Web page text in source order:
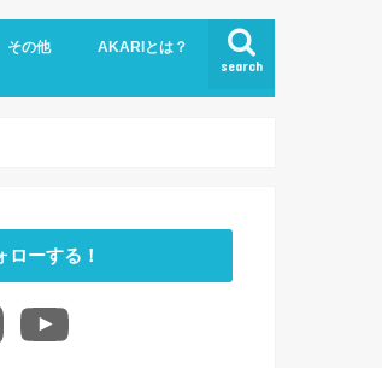
search
その他
アート
ファッション
夢
心理学
書評
AKARIとは？
お問い合わせ
サイトマップ
会社概要
ーする！
YouTube